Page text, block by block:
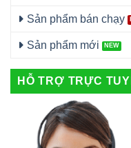
Sản phẩm bán chạy
Sản phẩm mới
HỖ TRỢ TRỰC